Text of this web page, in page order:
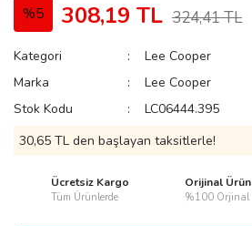
%5 308,19 TL 324,41 TL
Kategori
Lee Cooper
Marka
Lee Cooper
Stok Kodu
LC06444.395
30,65 TL den başlayan taksitlerle!
Ücretsiz Kargo
Tüm Ürünlerde
Orijinal Ürün
%100 Orjinal